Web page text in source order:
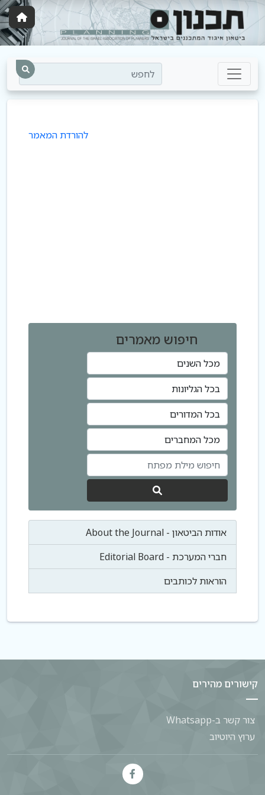
לחפש
חיפוש מאמרים
לחפש
אודות הביטאון - About the Journal
חברי המערכת - Editorial Board
הוראות לכותבים
להורדת המאמר
קישורים מהירים
צור קשר ב-Whatsapp
ערוץ היוטיוב
Facebook